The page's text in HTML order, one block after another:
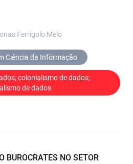
Ferrigolo Melo
Ciência da Informação
colonialismo de dados;
de dados
BUROCRATÊS NO SETOR